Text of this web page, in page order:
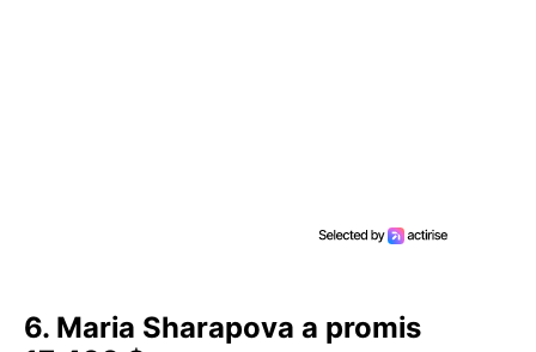
6. Maria Sharapova a promis